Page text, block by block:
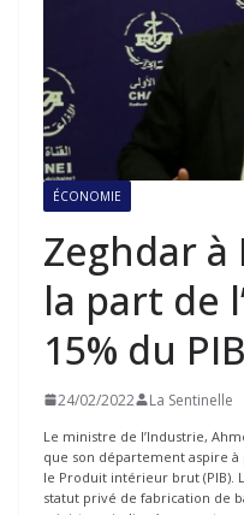
ÉCONOMIE
Zeghdar à
la part de
15% du PIB
24/02/2022 La Sentinelle
Le ministre de l’Industrie,
que son département aspire à
le Produit intérieur brut (PIB).
statut privé de fabrication de